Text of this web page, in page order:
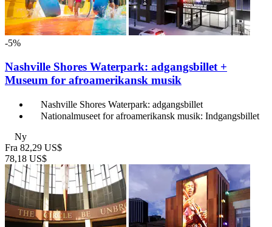
-5%
Nashville Shores Waterpark: adgangsbillet +
Museum for afroamerikansk musik
Nashville Shores Waterpark: adgangsbillet
Nationalmuseet for afroamerikansk musik: Indgangsbillet
Ny
Fra 82,29 US$
78,18 US$